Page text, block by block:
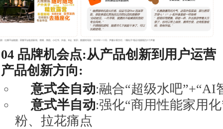
04 品牌机会点:从产品创新到用户运营
产品创新方向:
意式全自动:融合“超级水吧”+“AI
意式半自动:强化“商用性能家用
粉、拉花痛点